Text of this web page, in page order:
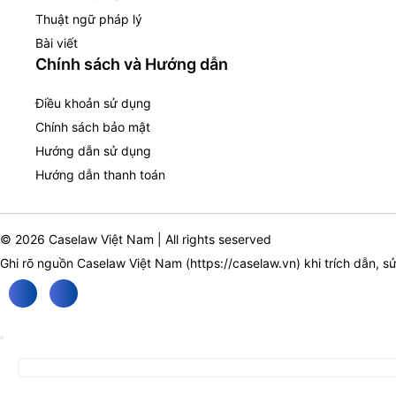
Thuật ngữ pháp lý
Bài viết
Chính sách và Hướng dẫn
Điều khoản sử dụng
Chính sách bảo mật
Hướng dẫn sử dụng
Hướng dẫn thanh toán
© 2026 Caselaw Việt Nam | All rights seserved
Ghi rõ nguồn Caselaw Việt Nam (https://caselaw.vn) khi trích dẫn,